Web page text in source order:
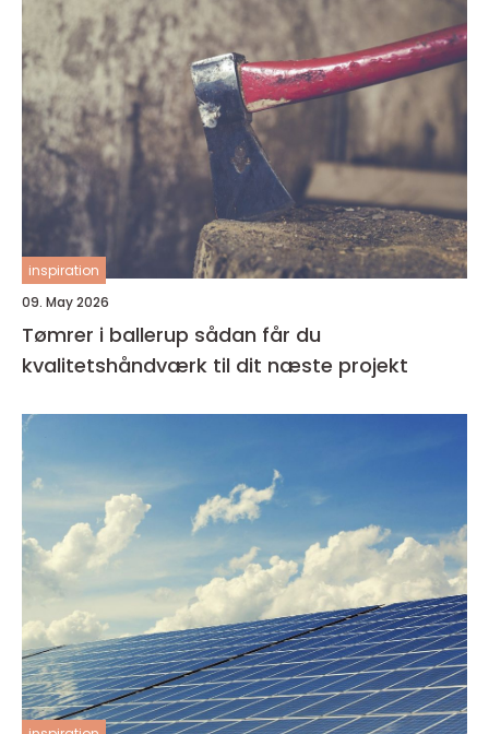
inspiration
09. May 2026
Tømrer i ballerup sådan får du
kvalitetshåndværk til dit næste projekt